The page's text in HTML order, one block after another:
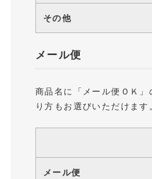
その他
メール便
商品名に「メール便ＯＫ
り方もお選びいただけます
メール便